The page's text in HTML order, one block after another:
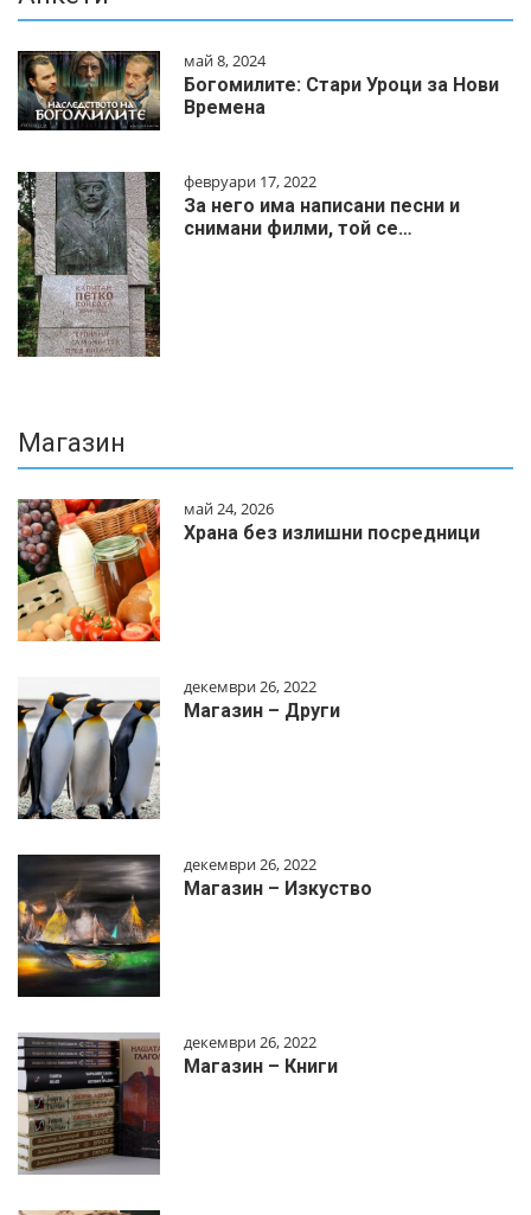
май 8, 2024
Богомилите: Стари Уроци за Нови
Времена
февруари 17, 2022
За него има написани песни и
снимани филми, той се…
Магазин
май 24, 2026
Храна без излишни посредници
декември 26, 2022
Магазин – Други
декември 26, 2022
Магазин – Изкуство
декември 26, 2022
Магазин – Книги